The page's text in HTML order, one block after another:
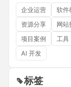
企业运营 软件
资源分享
网站
项目案例
工具
AI 开发
标签